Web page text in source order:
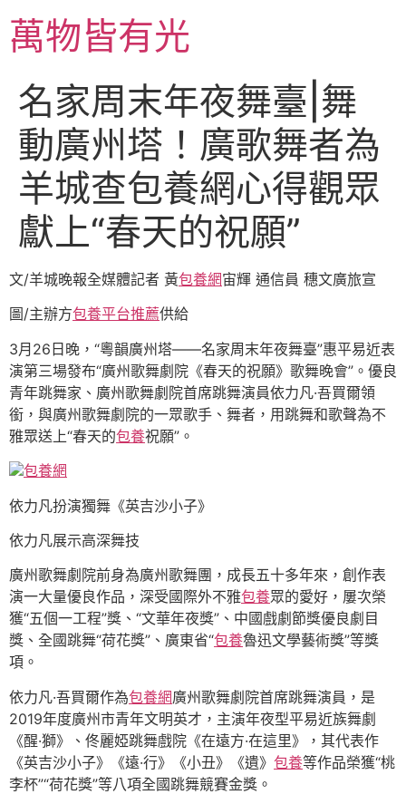
主萬物皆有光
名家周末年夜舞臺|舞
動廣州塔！廣歌舞者為
羊城查包養網心得觀眾
獻上“春天的祝願”
文/羊城晚報全媒體記者 黃包養網宙輝 通信員 穗文廣旅宣
圖/主辦方包養平台推薦供給
3月26日晚，“粵韻廣州塔——名家周末年夜舞臺”惠平易近表
演第三場發布“廣州歌舞劇院《春天的祝願》歌舞晚會”。優良
青年跳舞家、廣州歌舞劇院首席跳舞演員依力凡·吾買爾領
銜，與廣州歌舞劇院的一眾歌手、舞者，用跳舞和歌聲為不
雅眾送上“春天的包養祝願”。
包養網
依力凡扮演獨舞《英吉沙小子》
依力凡展示高深舞技
廣州歌舞劇院前身為廣州歌舞團，成長五十多年來，創作表
演一大量優良作品，深受國際外不雅包養眾的愛好，屢次榮
獲“五個一工程”獎、“文華年夜獎”、中國戲劇節獎優良劇目
獎、全國跳舞“荷花獎”、廣東省“包養魯迅文學藝術獎”等獎
項。
依力凡·吾買爾作為包養網廣州歌舞劇院首席跳舞演員，是
2019年度廣州市青年文明英才，主演年夜型平易近族舞劇
《醒·獅》、佟麗婭跳舞戲院《在遠方·在這里》，其代表作
《英吉沙小子》《遠·行》《小丑》《遺》 包養等作品榮獲“桃
李杯”“荷花獎”等八項全國跳舞競賽金獎。